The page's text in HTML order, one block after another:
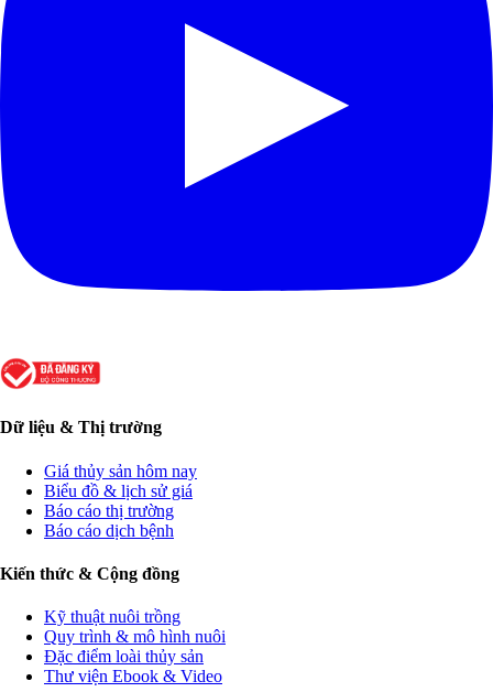
Dữ liệu & Thị trường
Giá thủy sản hôm nay
Biểu đồ & lịch sử giá
Báo cáo thị trường
Báo cáo dịch bệnh
Kiến thức & Cộng đồng
Kỹ thuật nuôi trồng
Quy trình & mô hình nuôi
Đặc điểm loài thủy sản
Thư viện Ebook & Video